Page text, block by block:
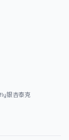
银杏泰克